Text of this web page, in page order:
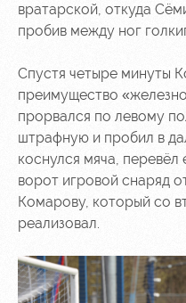
вратарской, откуда
пробив между ног
Спустя четыре минуты
преимущество
прорвался по левому
штрафную и пробил в
коснулся мяча, перевёл
ворот игровой снаряд
Комарову, который со
реализовал.